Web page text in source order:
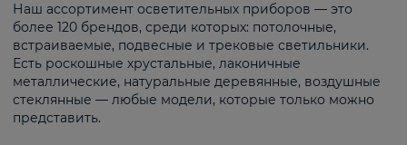
Наш ассортимент осветительных приборов — это
более 120 брендов, среди которых: потолочные,
встраиваемые, подвесные и трековые светильники.
Есть роскошные хрустальные, лаконичные
металлические, натуральные деревянные, воздушные
стеклянные — любые модели, которые только можно
представить.